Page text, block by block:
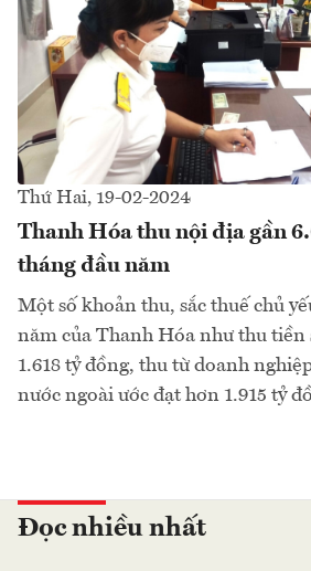
Thứ Hai, 19-02-2024
Thanh Hóa thu nội địa gần
tháng đầu năm
Một số khoản thu, sắc thuế chủ
năm của Thanh Hóa như thu tiền
1.618 tỷ đồng, thu từ doanh
nước ngoài ước đạt hơn 1.915 tỷ
Đọc nhiều nhất